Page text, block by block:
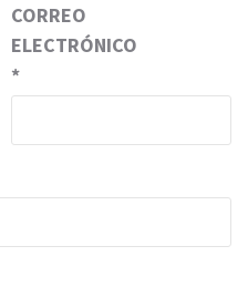
CORREO
ELECTRÓNICO
*